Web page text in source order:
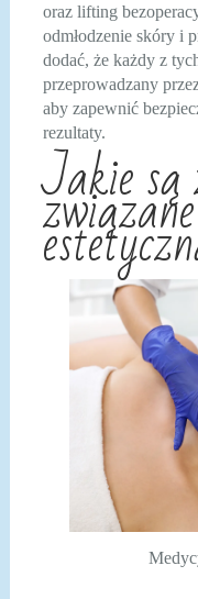
oraz lifting
odmłodzenie skóry i
dodać, że każdy z
przeprowadzany
aby zapewnić
rezultaty.
Jakie